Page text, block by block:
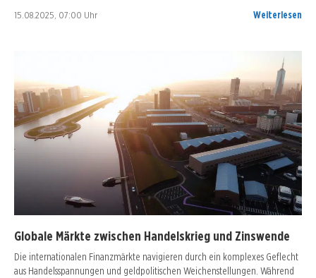
15.08.2025, 07:00 Uhr Weiterlesen
Globale Märkte zwischen Handelskrieg und Zinswende
Die internationalen Finanzmärkte navigieren durch ein komplexes Geflecht
aus Handelsspannungen und geldpolitischen Weichenstellungen. Während